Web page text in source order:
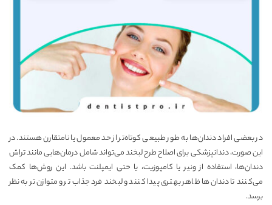
در بعضی افراد دندان‌ها به طور طبیعی کوتاه‌تر از حد معمول یا نامتقارن هستند. در
این صورت، دندانپزشکی برای اصلاح طرح لبخند می‌تواند شامل درمان‌هایی مانند تراش
دندان‌ها، استفاده از ونیر یا کامپوزیت، یا حتی ایمپلنت باشد. این روش‌ها کمک
می‌کنند تا دندان‌ها ظاهر بهتری پیدا کنند و لبخند فرد جذاب‌تر و متوازن‌تر به نظر
برسد.